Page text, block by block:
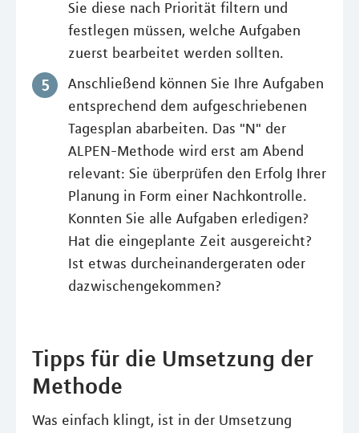
Sie diese nach Priorität filtern und
festlegen müssen, welche Aufgaben
zuerst bearbeitet werden sollten.
Anschließend können Sie Ihre Aufgaben
entsprechend dem aufgeschriebenen
Tagesplan abarbeiten. Das "N" der
ALPEN-Methode wird erst am Abend
relevant: Sie überprüfen den Erfolg Ihrer
Planung in Form einer Nachkontrolle.
Konnten Sie alle Aufgaben erledigen?
Hat die eingeplante Zeit ausgereicht?
Ist etwas durcheinandergeraten oder
dazwischengekommen?
Tipps für die Umsetzung der
Methode
Was einfach klingt, ist in der Umsetzung